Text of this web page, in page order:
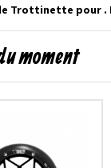
Trottinette pour
moment